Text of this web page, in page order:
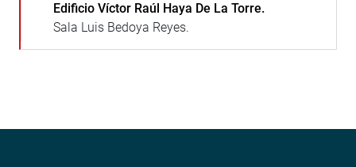
Edificio Víctor Raúl Haya De La Torre.
Sala Luis Bedoya Reyes.